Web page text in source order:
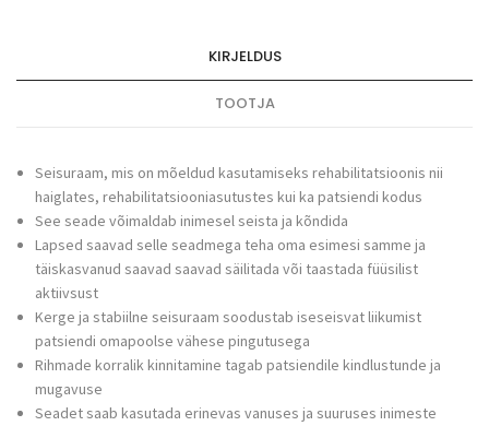
KIRJELDUS
TOOTJA
Seisuraam, mis on mõeldud kasutamiseks rehabilitatsioonis nii
haiglates, rehabilitatsiooniasutustes kui ka patsiendi kodus
See seade võimaldab inimesel seista ja kõndida
Lapsed saavad selle seadmega teha oma esimesi samme ja
täiskasvanud saavad saavad säilitada või taastada füüsilist
aktiivsust
Kerge ja stabiilne seisuraam soodustab iseseisvat liikumist
patsiendi omapoolse vähese pingutusega
Rihmade korralik kinnitamine tagab patsiendile kindlustunde ja
mugavuse
Seadet saab kasutada erinevas vanuses ja suuruses inimeste